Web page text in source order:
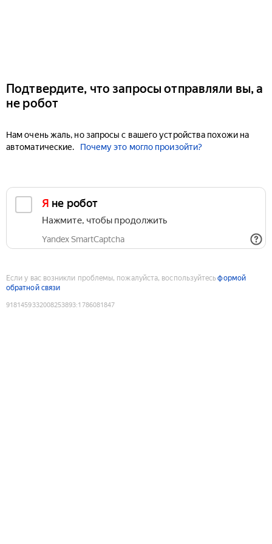
Подтвердите, что запросы отправляли вы, а
не робот
Нам очень жаль, но запросы с вашего устройства похожи на
автоматические.
Почему это могло произойти?
Я не робот
Нажмите, чтобы продолжить
Yandex SmartCaptcha
Если у вас возникли проблемы, пожалуйста, воспользуйтесьформой
обратной связи
9181459332008253893:1786081847